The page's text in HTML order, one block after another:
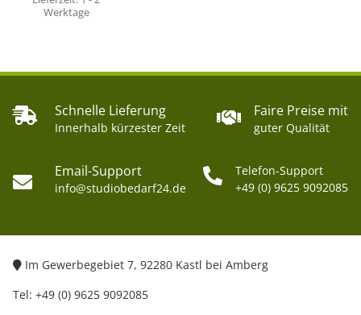
Werktage
Schnelle Lieferung
Innerhalb kürzester Zeit
Faire Preise mit
guter Qualität
Email-Support
info@studiobedarf24.de
Telefon-Support
+49 (0) 9625 9092085
Im Gewerbegebiet 7, 92280 Kastl bei Amberg
Tel: +49 (0) 9625 9092085